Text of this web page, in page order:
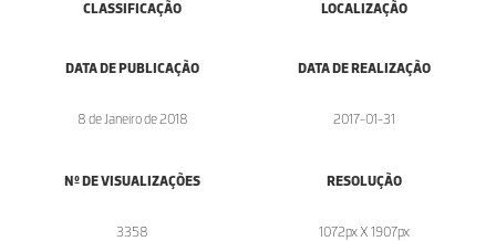
CLASSIFICAÇÃO
LOCALIZAÇÃO
DATA DE PUBLICAÇÃO
8 de Janeiro de 2018
DATA DE REALIZAÇÃO
2017-01-31
Nº DE VISUALIZAÇÕES
3358
RESOLUÇÃO
1072px X 1907px